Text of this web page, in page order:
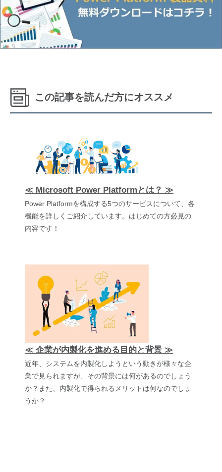
この記事を読んだ方にオススメ
≪ Microsoft Power Platformとは？ ≫
Power Platformを構成する5つのサービスについて、各
機能を詳しくご紹介しています。はじめての方必見の
内容です！
≪ 企業が内製化を進める目的と背景 ≫
近年、システムを内製化しようという動きが様々な企
業で見られますが、その背景には何があるのでしょう
か？また、内製化で得られるメリットは何なのでしょ
うか？